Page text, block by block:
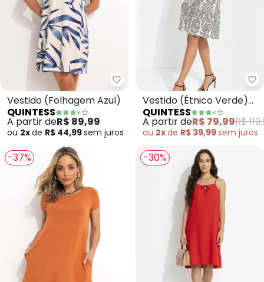
Quintess - Vestido (Folhagem
Vestido (Folhagem Azul)
QUINTESS
A partir deR$ 89,99
ou 2xde R$ 44,99sem juros
Vestido (Étnico Verde)
em Malha de Viscose
QUINTESS
A partir deR$ 79,99R$
ou 2xde R$ 39,99sem juros
-37% -30%